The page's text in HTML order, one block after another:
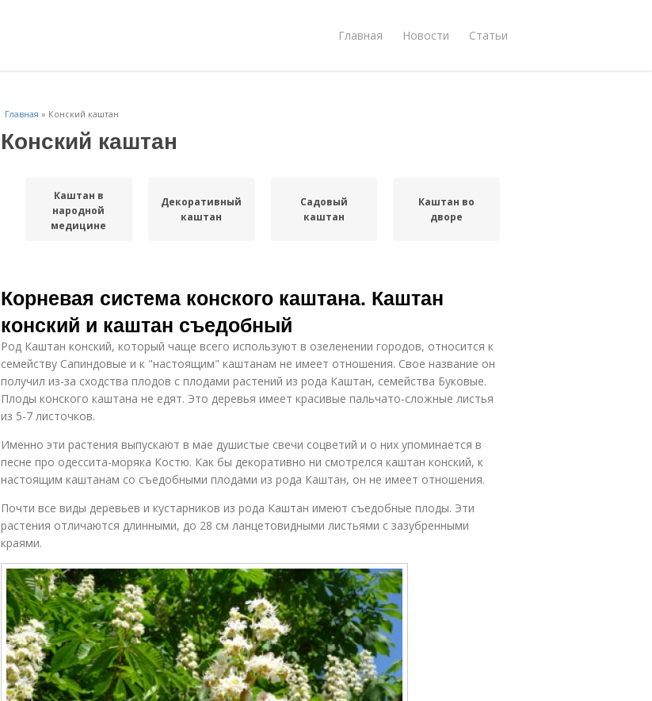
Главная Новости Статьи
Главная » Конский каштан
Конский каштан
Каштан в
народной
медицине
Декоративный
каштан
Садовый
каштан
Каштан во
дворе
Корневая система конского каштана. Каштан
конский и каштан съедобный
Род Каштан конский, который чаще всего используют в озеленении городов, относится к
семейству Сапиндовые и к "настоящим" каштанам не имеет отношения. Свое название он
получил из-за сходства плодов с плодами растений из рода Каштан, семейства Буковые.
Плоды конского каштана не едят. Это деревья имеет красивые пальчато-сложные листья
из 5-7 листочков.
Именно эти растения выпускают в мае душистые свечи соцветий и о них упоминается в
песне про одессита-моряка Костю. Как бы декоративно ни смотрелся каштан конский, к
настоящим каштанам со съедобными плодами из рода Каштан, он не имеет отношения.
Почти все виды деревьев и кустарников из рода Каштан имеют съедобные плоды. Эти
растения отличаются длинными, до 28 см ланцетовидными листьями с зазубренными
краями.